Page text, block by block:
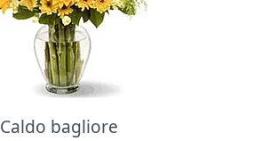
Caldo bagliore